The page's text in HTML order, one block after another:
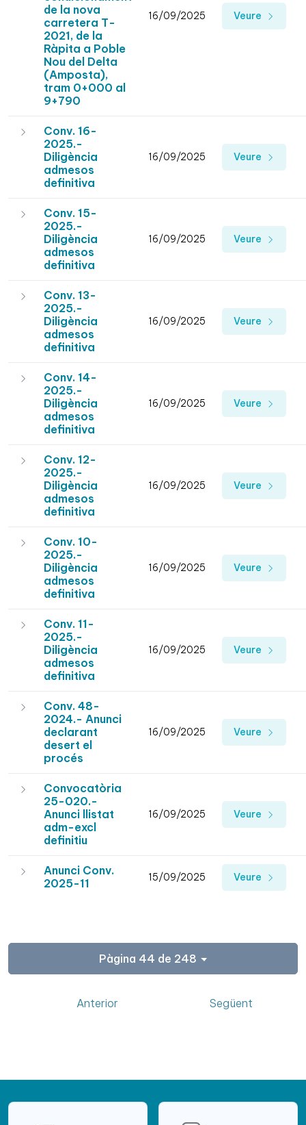
de la nova
carretera T-
2021, de la
Ràpita a Poble
Nou del Delta
(Amposta),
tram 0+000 al
9+790
16/09/2025 Veure
Conv. 16-
2025.-
Diligència
admesos
definitiva
16/09/2025 Veure
Conv. 15-
2025.-
Diligència
admesos
definitiva
16/09/2025 Veure
Conv. 13-
2025.-
Diligència
admesos
definitiva
16/09/2025 Veure
Conv. 14-
2025.-
Diligència
admesos
definitiva
16/09/2025 Veure
Conv. 12-
2025.-
Diligència
admesos
definitiva
16/09/2025 Veure
Conv. 10-
2025.-
Diligència
admesos
definitiva
16/09/2025 Veure
Conv. 11-
2025.-
Diligència
admesos
definitiva
16/09/2025 Veure
Conv. 48-
2024.- Anunci
declarant
desert el
procés
16/09/2025 Veure
Convocatòria
25-020.-
Anunci llistat
adm-excl
definitiu
16/09/2025 Veure
Anunci Conv.
2025-11
15/09/2025 Veure
Pàgina 44 de 248
Anterior Següent